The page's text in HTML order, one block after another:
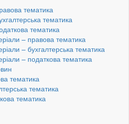
тематика
тематика
тематика
– правова тематика
– бухгалтерська тематика
– податкова тематика
тематика
тематика
тематика